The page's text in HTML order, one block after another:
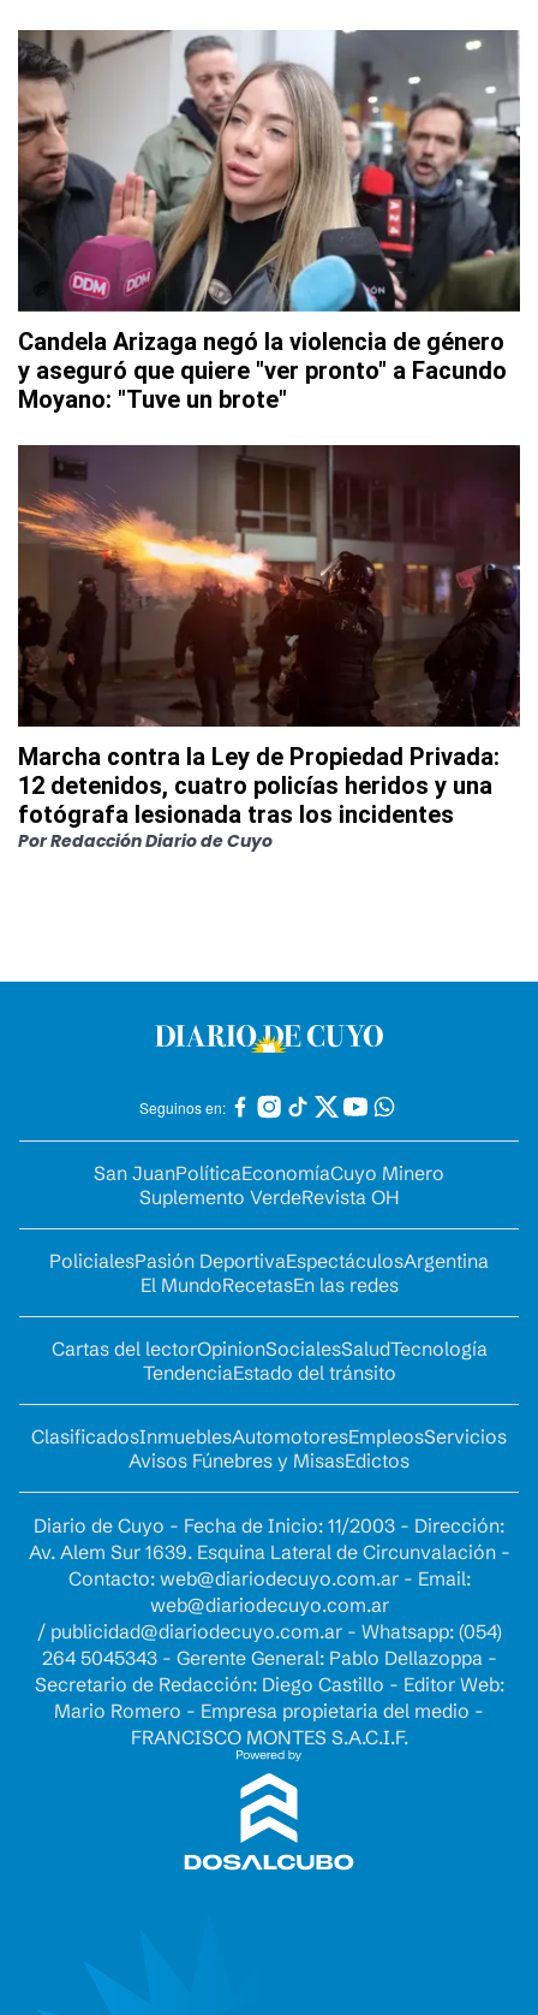
Candela Arizaga negó la violencia de género
y aseguró que quiere "ver pronto" a Facundo
Moyano: "Tuve un brote"
Marcha contra la Ley de Propiedad Privada:
12 detenidos, cuatro policías heridos y una
fotógrafa lesionada tras los incidentes
PorRedacción Diario de Cuyo
Seguinos en:
San JuanPolíticaEconomíaCuyo Minero
Suplemento VerdeRevista OH
PolicialesPasión DeportivaEspectáculosArgentina
El MundoRecetasEn las redes
Cartas del lectorOpinionSocialesSaludTecnología
TendenciaEstado del tránsito
ClasificadosInmueblesAutomotoresEmpleosServicios
Avisos Fúnebres y MisasEdictos
Diario de Cuyo - Fecha de Inicio: 11/2003 - Dirección:
Av. Alem Sur 1639. Esquina Lateral de Circunvalación -
Contacto: web@diariodecuyo.com.ar- Email:
web@diariodecuyo.com.ar
/ publicidad@diariodecuyo.com.ar- Whatsapp: (054)
264 5045343 - Gerente General: Pablo Dellazoppa -
Secretario de Redacción: Diego Castillo - Editor Web:
Mario Romero - Empresa propietaria del medio -
FRANCISCO MONTES S.A.C.I.F.